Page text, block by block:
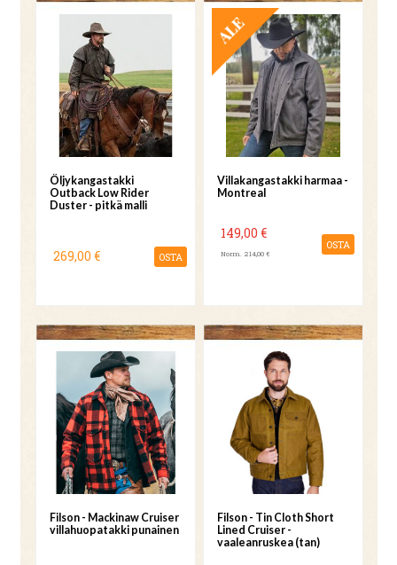
Öljykangastakki
Outback Low Rider
Duster - pitkä malli
269,00 € OSTA
TARJOUS
Villakangastakki harmaa -
Montreal
149,00 €
Norm. 214,00 €
OSTA
Filson - Mackinaw Cruiser
villahuopatakki punainen
Filson - Tin Cloth Short
Lined Cruiser -
vaaleanruskea (tan)